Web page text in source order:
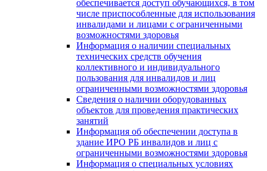
обеспечивается доступ обучающихся, в том
числе приспособленные для использования
инвалидами и лицами с ограниченными
возможностями здоровья
Информация о наличии специальных
технических средств обучения
коллективного и индивидуального
пользования для инвалидов и лиц
ограниченными возможностями здоровья
Сведения о наличии оборудованных
объектов для проведения практических
занятий
Информация об обеспечении доступа в
здание ИРО РБ инвалидов и лиц с
ограниченными возможностями здоровья
Информация о специальных условиях